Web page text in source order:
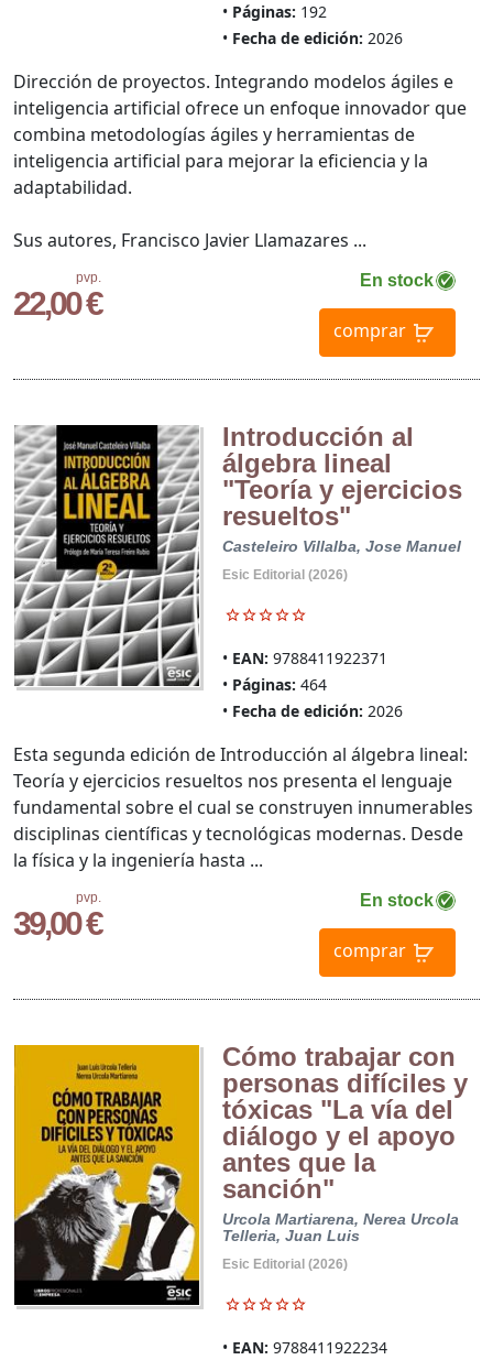
Páginas: 192
Fecha de edición: 2026
pvp.
22,00 €
En stock
comprar
Dirección de proyectos. Integrando modelos ágiles e
inteligencia artificial ofrece un enfoque innovador que
combina metodologías ágiles y herramientas de
inteligencia artificial para mejorar la eficiencia y la
adaptabilidad.
Sus autores, Francisco Javier Llamazares ...
Introducción al
álgebra lineal
"Teoría y ejercicios
resueltos"
Casteleiro Villalba, Jose Manuel
Esic Editorial (2026)
EAN: 9788411922371
Páginas: 464
Fecha de edición: 2026
pvp.
39,00 €
En stock
comprar
Esta segunda edición de Introducción al álgebra lineal:
Teoría y ejercicios resueltos nos presenta el lenguaje
fundamental sobre el cual se construyen innumerables
disciplinas científicas y tecnológicas modernas. Desde
la física y la ingeniería hasta ...
Cómo trabajar con
personas difíciles y
tóxicas "La vía del
diálogo y el apoyo
antes que la
sanción"
Urcola Martiarena, Nerea Urcola
Telleria, Juan Luis
Esic Editorial (2026)
EAN: 9788411922234